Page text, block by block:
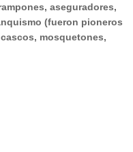
aseguradores,
(fueron pioneros
mosquetones,